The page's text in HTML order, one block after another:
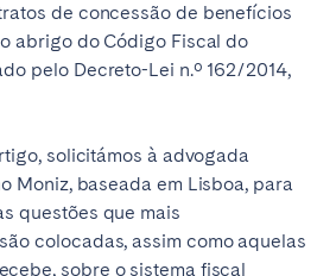
de concessão de benefícios
abrigo do Código Fiscal do
pelo Decreto-Lei n.º 162/2014,
solicitámos à advogada
Moniz, baseada em Lisboa, para
questões que mais
colocadas, assim como aquelas
sobre o sistema fiscal